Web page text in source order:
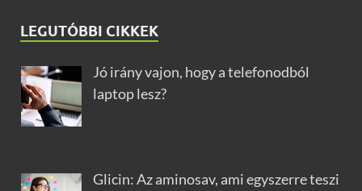
LEGUTÓBBI CIKKEK
Jó irány vajon, hogy a telefonodból
laptop lesz?
Glicin: Az aminosav, ami egyszerre teszi